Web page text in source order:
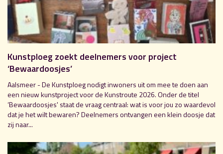
Kunstploeg zoekt deelnemers voor project
‘Bewaardoosjes’
Aalsmeer - De Kunstploeg nodigt inwoners uit om mee te doen aan
een nieuw kunstproject voor de Kunstroute 2026. Onder de titel
‘Bewaardoosjes' staat de vraag centraal: wat is voor jou zo waardevol
dat je het wilt bewaren? Deelnemers ontvangen een klein doosje dat
zij naar...